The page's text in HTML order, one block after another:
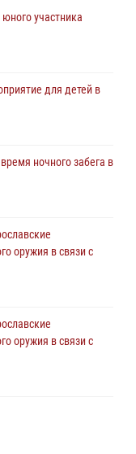
совершили
во время
оружия в связи с
молебен,
участника
для детей в
ночного забега в
оружия в связи с
оружия в связи с